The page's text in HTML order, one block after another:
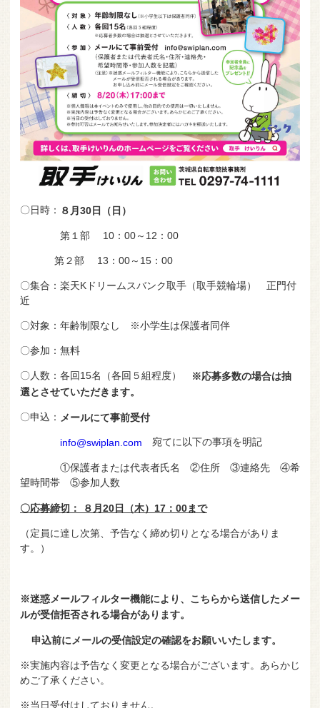
〇日時： ８月30日（日）
第１部 10：00～12：00
第２部 13：00～15：00
〇集合：楽天Kドリームスバンク取手（取手競輪場） 正門付
近
〇対象：年齢制限なし ※小学生は保護者同伴
〇参加：無料
〇人数：各回15名（各回５組程度）
※応募多数の場合は抽
選とさせていただきます。
〇申込： メールにて事前受付
info@swiplan.com 宛てに以下の事項を明記
①保護者または代表者氏名 ②住所 ③連絡先 ④希
望時間帯 ⑤参加人数
〇応募締切： ８月20日（木）17：00まで
（定員に達し次第、予告なく締め切りとなる場合がありま
す。）
※迷惑メールフィルター機能により、こちらから送信したメー
ルが受信拒否される場合があります。
申込前にメールの受信設定の確認をお願いいたします。
※実施内容は予告なく変更となる場合がございます。あらかじ
めご了承ください。
※当日受付はしておりません。